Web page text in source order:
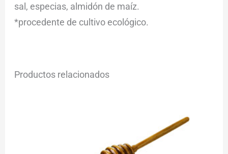
sal, especias, almidón de maíz.
*procedente de cultivo ecológico.
Productos relacionados